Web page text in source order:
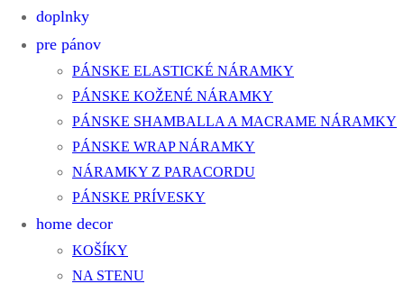
doplnky
pre pánov
PÁNSKE ELASTICKÉ NÁRAMKY
PÁNSKE KOŽENÉ NÁRAMKY
PÁNSKE SHAMBALLA A MACRAME NÁRAMKY
PÁNSKE WRAP NÁRAMKY
NÁRAMKY Z PARACORDU
PÁNSKE PRÍVESKY
home decor
KOŠÍKY
NA STENU